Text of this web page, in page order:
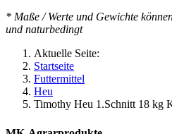
* Maße / Werte und Gewichte
und naturbedingt
Aktuelle Seite:
Startseite
Futtermittel
Heu
Timothy Heu 1.Schnitt 18 kg